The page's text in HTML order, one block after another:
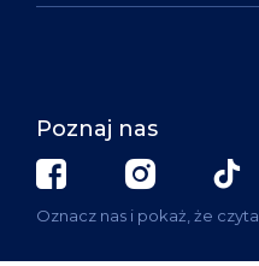
Poznaj nas
Oznacz nas i pokaż, że